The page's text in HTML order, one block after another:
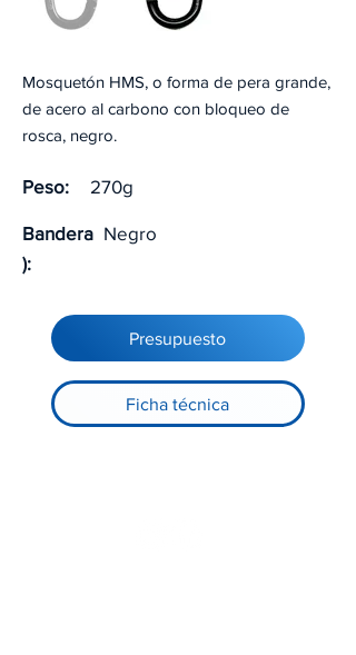
Mosquetón HMS, o forma de pera grande,
de acero al carbono con bloqueo de
rosca, negro.
Peso: 270g
Bandera
):
Negro
Presupuesto
Ficha técnica